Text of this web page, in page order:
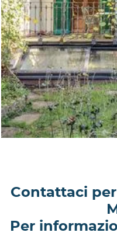
Contattaci per
Per